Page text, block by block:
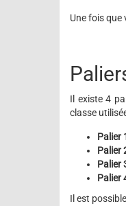
Une fois
Il existe 4
classe
Palier
Palier
Palier
Palier
Il est